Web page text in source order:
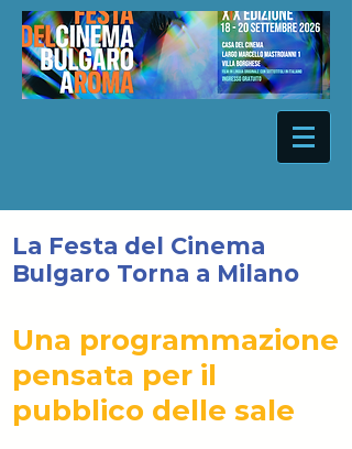
La Festa del Cinema
Bulgaro Torna a Milano
Una programmazione
pensata per il
pubblico delle sale